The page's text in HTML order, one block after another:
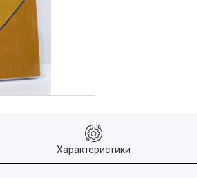
Характеристики